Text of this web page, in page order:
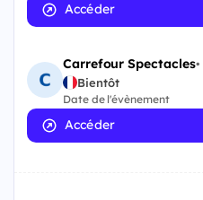
Accéder
Carrefour Spectacles•
Bientôt
Date de l'évènement
Accéder